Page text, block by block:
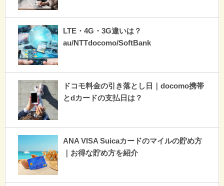
LTE・4G・3G違いは？
au/NTTdocomo/SoftBank
ドコモ料金の引き落とし日｜docomo携帯
とdカードの支払日は？
ANA VISA Suicaカードのマイルの貯め方
｜お得な貯め方を紹介